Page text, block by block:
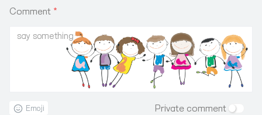
Comment *
Emoji Private comment